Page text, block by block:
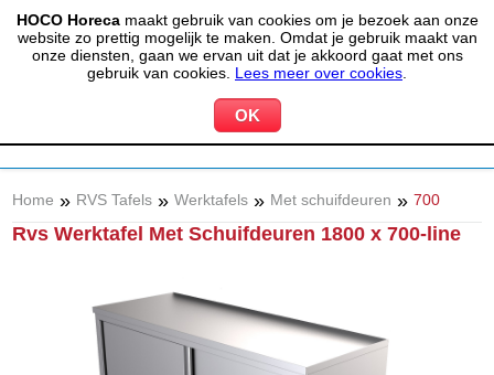
HOCO Horecamaakt gebruik van cookies om je bezoek aan onze
website zo prettig mogelijk te maken. Omdat je gebruik maakt van
onze diensten, gaan we ervan uit dat je akkoord gaat met ons
gebruik van cookies. Lees meer over cookies
(020) 497 6325 info@hocohoreca.nl
MIJN ACCOUNT 0 WINKELWAGEN
Home » RVS Tafels » Werktafels » Met schuifdeuren » 700
Rvs Werktafel Met Schuifdeuren 1800 x 700-line